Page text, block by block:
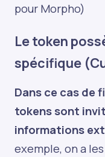
pour Morpho)
Le token
spécifique
Dans ce cas de
tokens sont
informations
exemple, on a